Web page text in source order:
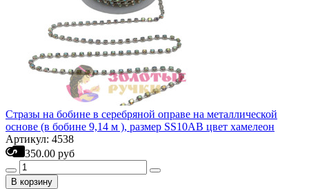
Стразы на бобине в серебряной оправе на металлической
основе (в бобине 9,14 м ), размер SS10AB цвет хамелеон
Артикул: 4538
350.00 руб
В корзину